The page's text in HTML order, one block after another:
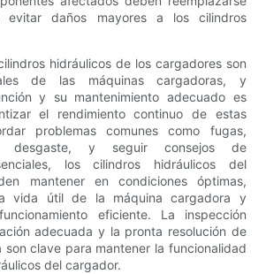
evitar daños mayores a los cilindros
hidráulicos de los cargadores son
de las máquinas cargadoras, y
y su mantenimiento adecuado es
el rendimiento continuo de estas
problemas comunes como fugas,
desgaste, y seguir consejos de
los cilindros hidráulicos del
mantener en condiciones óptimas,
vida útil de la máquina cargadora y
eficiente. La inspección
adecuada y la pronta resolución de
son clave para mantener la funcionalidad
del cargador.